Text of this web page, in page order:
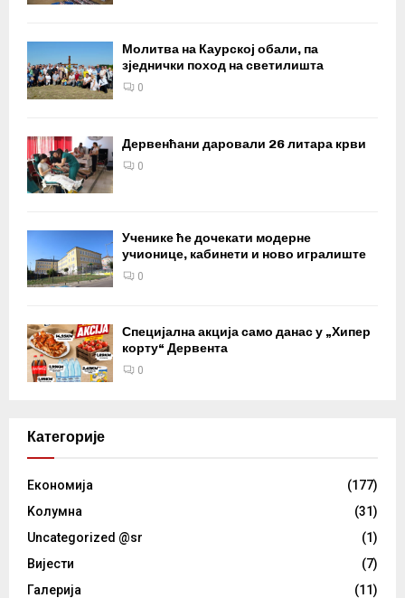
Молитва на Каурској обали, па
зједнички поход на светилишта
0
Дервенћани даровали 26 литара крви
0
Ученике ће дочекати модерне
учионице, кабинети и ново игралиште
0
Специјална акција само данас у „Хипер
корту“ Дервента
0
Категорије
Eкономија
(177)
Kолумнa
(31)
Uncategorized @sr
(1)
Вијести
(7)
Галерија
(11)